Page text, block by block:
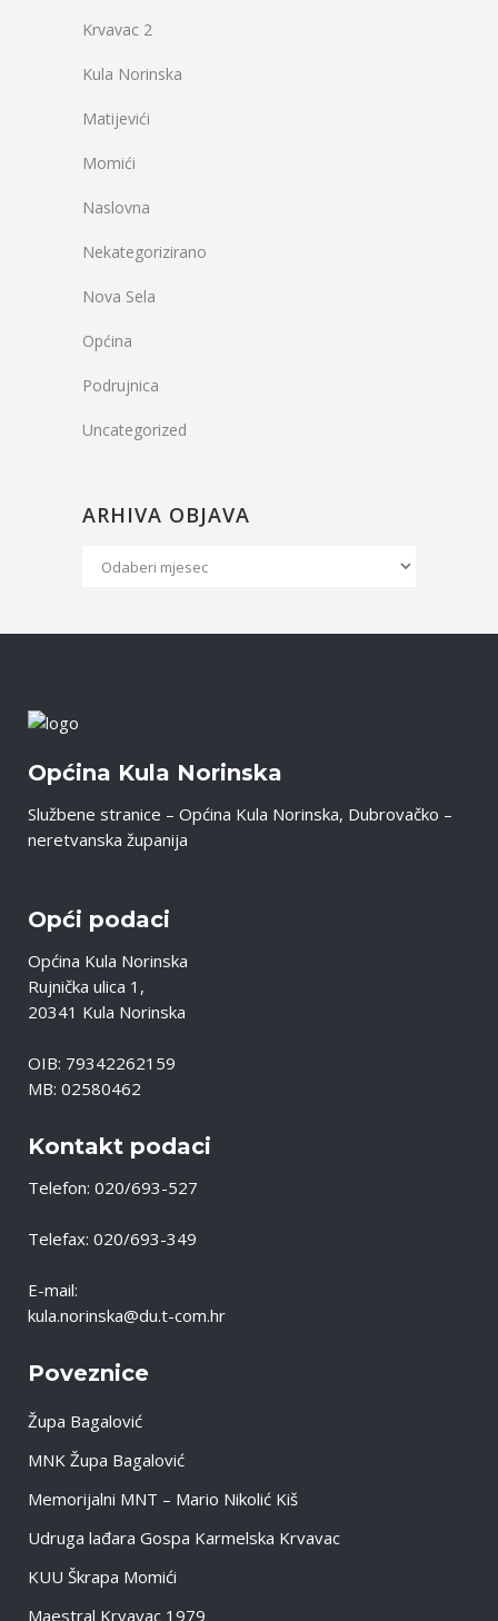
Krvavac 2
Kula Norinska
Matijevići
Momići
Naslovna
Nekategorizirano
Nova Sela
Općina
Podrujnica
Uncategorized
ARHIVA OBJAVA
Arhiva
Općina Kula Norinska
Službene stranice – Općina Kula Norinska, Dubrovačko –
neretvanska županija
Opći podaci
Općina Kula Norinska
Rujnička ulica 1,
20341 Kula Norinska
OIB: 79342262159
MB: 02580462
Kontakt podaci
Telefon: 020/693-527
Telefax: 020/693-349
E-mail:
kula.norinska@du.t-com.hr
Poveznice
Župa Bagalović
MNK Župa Bagalović
Memorijalni MNT – Mario Nikolić Kiš
Udruga lađara Gospa Karmelska Krvavac
KUU Škrapa Momići
Maestral Krvavac 1979